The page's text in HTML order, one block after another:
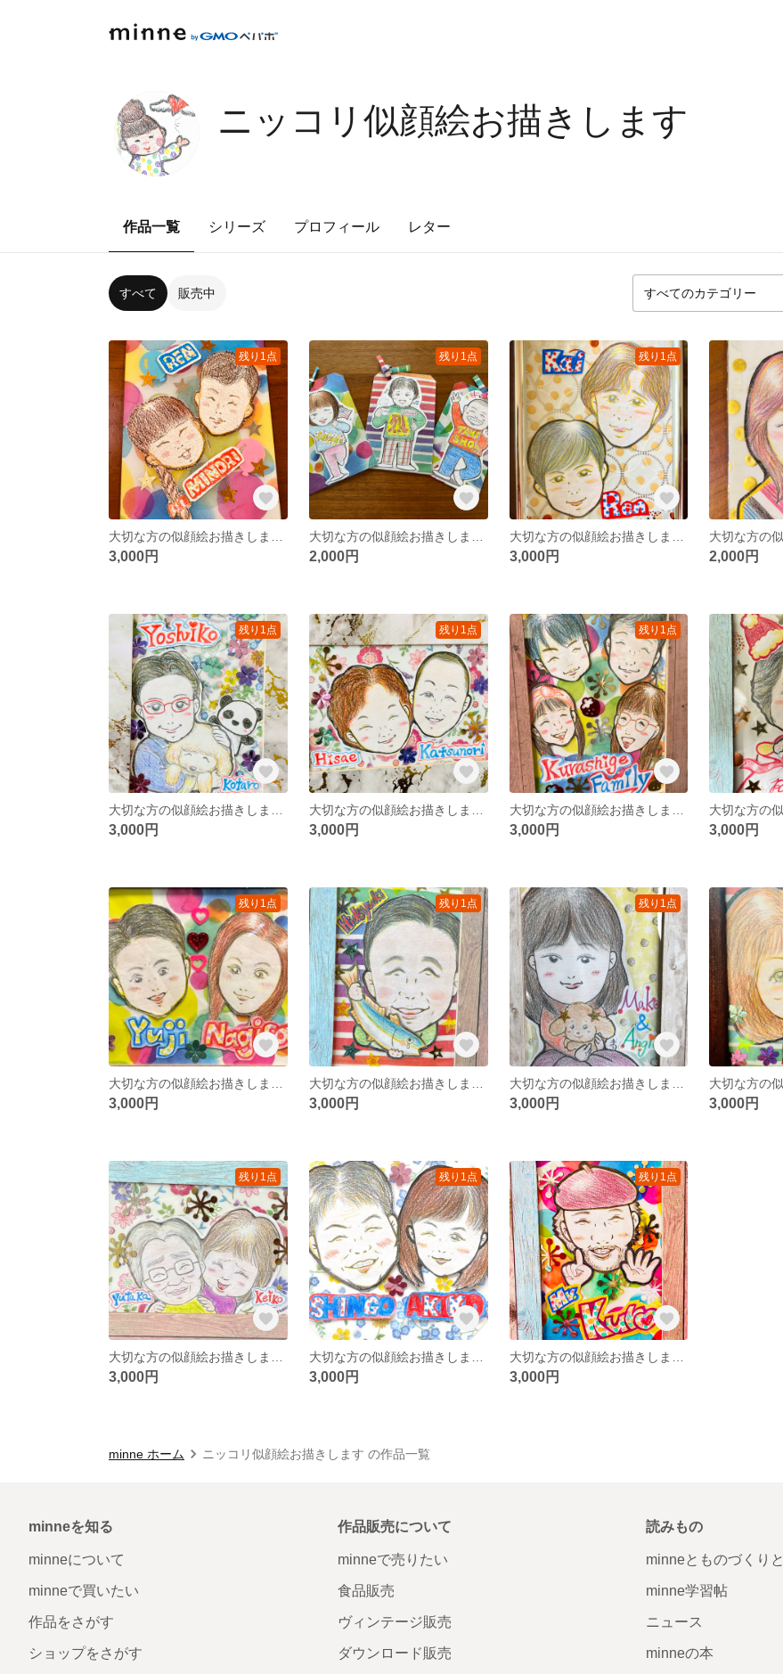
ニッコリ似顔絵お描きします
作品一覧 シリーズ プロフィール レター
すべて 販売中
残り1点
3,000円
残り1点
2,000円
残り1点
3,000円 2,000円
残り1点
3,000円
残り1点
3,000円
残り1点
3,000円 3,000円
残り1点
3,000円
残り1点
3,000円
残り1点
3,000円 3,000円
残り1点
3,000円
残り1点
3,000円
残り1点
3,000円
minne ホーム ニッコリ似顔絵お描きします の作品一覧
minneを知る
minneについて
minneで買いたい
作品をさがす
ショップをさがす
作品販売について
minneで売りたい
食品販売
ヴィンテージ販売
ダウンロード販売
読みもの
minneとものづくりと
minne学習帖
ニュース
minneの本